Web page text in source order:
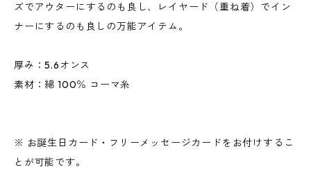
ズでアウターにするのも良し、レイヤード（重ね着）でイン
ナーにするのも良しの万能アイテム。
厚み：5.6オンス
素材：綿 100％ コーマ糸
※ お誕生日カード・フリーメッセージカードをお付けするこ
とが可能です。